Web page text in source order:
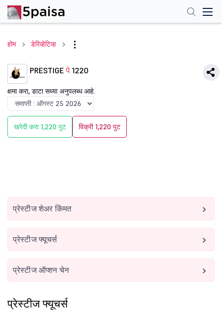
होम डेरिव्हेटिव्ह
PRESTIGEपे 1220
क्षमा करा, डाटा सध्या अनुपलब्ध आहे.
खरेदी करा 1,220 पुट विक्री 1,220 पुट
प्रेस्टीज शेअर किंमत
प्रेस्टीज फ्यूचर्स
प्रेस्टीज ऑप्शन चेन
प्रेस्टीज फ्यूचर्स